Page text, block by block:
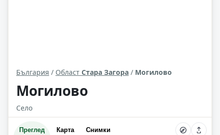
България / Област Стара Загора / Могилово
Могилово
Село
Преглед Карта Снимки